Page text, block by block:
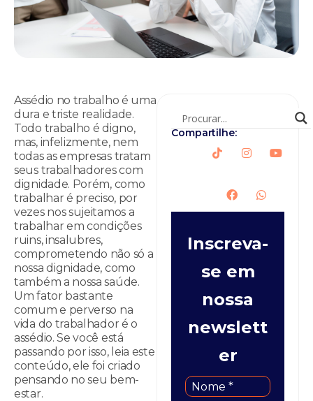
Assédio no trabalho é uma
dura e triste realidade.
Todo trabalho é digno,
mas, infelizmente, nem
todas as empresas tratam
seus trabalhadores com
dignidade. Porém, como
trabalhar é preciso, por
vezes nos sujeitamos a
trabalhar em condições
ruins, insalubres,
comprometendo não só a
nossa dignidade, como
também a nossa saúde.
Um fator bastante
comum e perverso na
vida do trabalhador é o
assédio. Se você está
passando por isso, leia este
conteúdo, ele foi criado
pensando no seu bem-
estar.
Compartilhe:
Inscreva-
se em
nossa
newslett
er